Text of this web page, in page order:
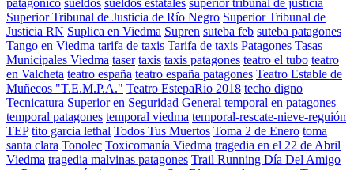
patagonico sueldos sueldos estatales superior tribunal de justicia
Superior Tribunal de Justicia de Río Negro Superior Tribunal de
Justicia RN Suplica en Viedma Supren suteba feb suteba patagones
Tango en Viedma tarifa de taxis Tarifa de taxis Patagones Tasas
Municipales Viedma taser taxis taxis patagones teatro el tubo teatro
en Valcheta teatro españa teatro españa patagones Teatro Estable de
Muñecos "T.E.M.P.A." Teatro EstepaRio 2018 techo digno
Tecnicatura Superior en Seguridad General temporal en patagones
temporal patagones temporal viedma temporal-rescate-nieve-reguión
TEP tito garcia lethal Todos Tus Muertos Toma 2 de Enero toma
santa clara Tonolec Toxicomanía Viedma tragedia en el 22 de Abril
Viedma tragedia malvinas patagones Trail Running Día Del Amigo